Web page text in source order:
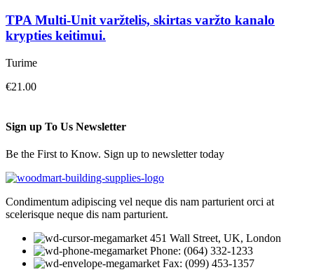
TPA Multi-Unit varžtelis, skirtas varžto kanalo
krypties keitimui.
Turime
€21.00
Sign up To Us Newsletter
Be the First to Know. Sign up to newsletter today
Condimentum adipiscing vel neque dis nam parturient orci at
scelerisque neque dis nam parturient.
451 Wall Street, UK, London
Phone: (064) 332-1233
Fax: (099) 453-1357